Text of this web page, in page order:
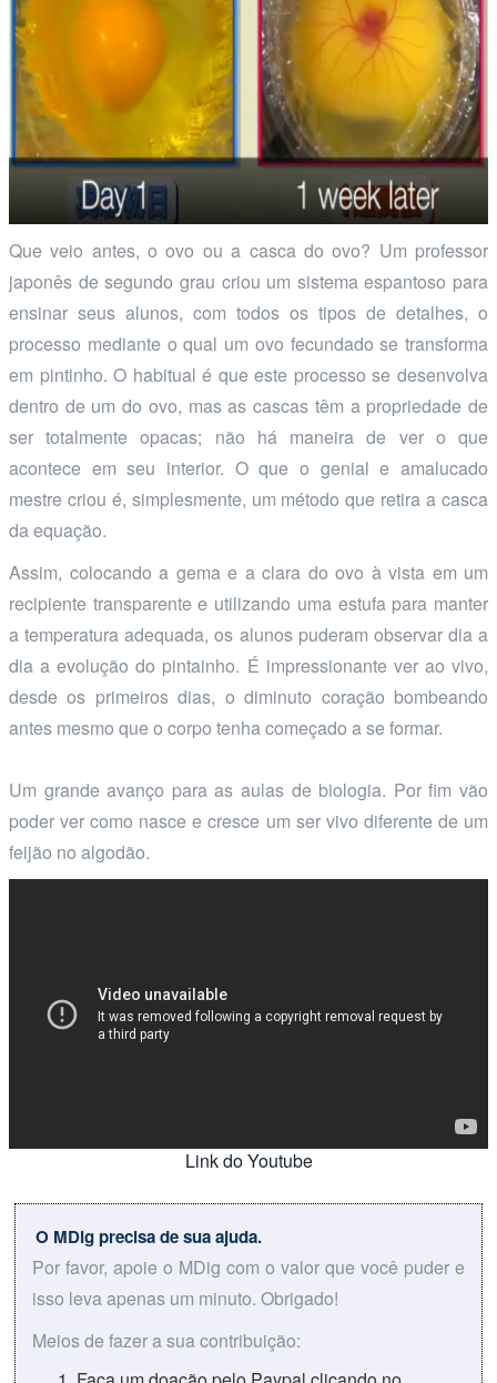
Que veio antes, o ovo ou a casca do ovo? Um professor
japonês de segundo grau criou um sistema espantoso para
ensinar seus alunos, com todos os tipos de detalhes, o
processo mediante o qual um ovo fecundado se transforma
em pintinho. O habitual é que este processo se desenvolva
dentro de um do ovo, mas as cascas têm a propriedade de
ser totalmente opacas; não há maneira de ver o que
acontece em seu interior. O que o genial e amalucado
mestre criou é, simplesmente, um método que retira a casca
da equação.
Assim, colocando a gema e a clara do ovo à vista em um
recipiente transparente e utilizando uma estufa para manter
a temperatura adequada, os alunos puderam observar dia a
dia a evolução do pintainho. É impressionante ver ao vivo,
desde os primeiros dias, o diminuto coração bombeando
antes mesmo que o corpo tenha começado a se formar.
Um grande avanço para as aulas de biologia. Por fim vão
poder ver como nasce e cresce um ser vivo diferente de um
feijão no algodão.
Link do Youtube
O MDig precisa de sua ajuda.
Por favor, apoie o MDig com o valor que você puder e
isso leva apenas um minuto. Obrigado!
Meios de fazer a sua contribuição: